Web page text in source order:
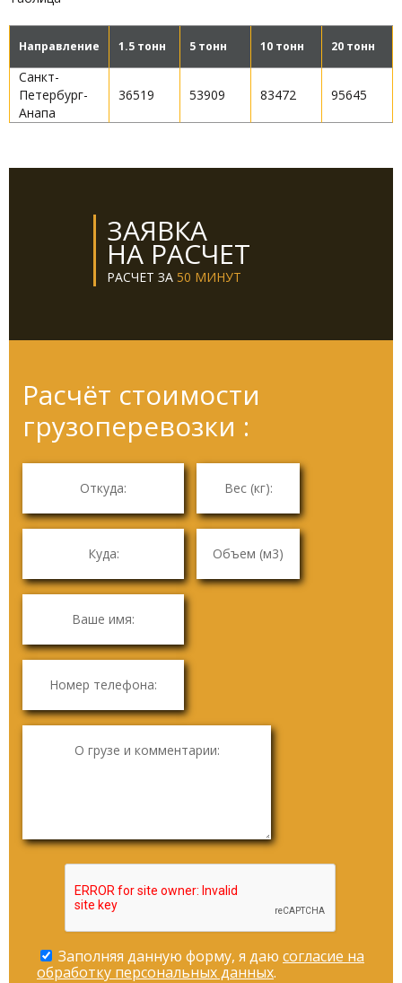
Направление 1.5 тонн 5 тонн 10 тонн 20 тонн
Санкт-
Петербург-
Анапа
36519 53909 83472 95645
ЗАЯВКА
НА РАСЧЕТ
РАСЧЕТ ЗА 50 МИНУТ
Расчёт стоимости
грузоперевозки :
Заполняя данную форму, я даю согласие на
обработку персональных данных.